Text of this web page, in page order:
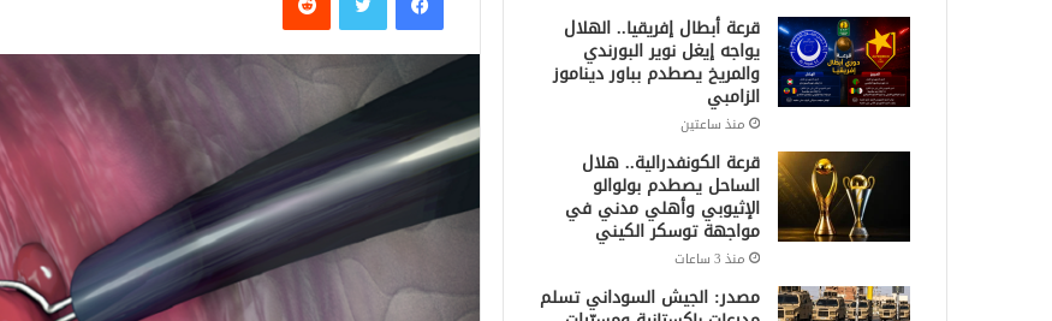
قرعة أبطال إفريقيا.. الهلال
يواجه إيغل نوير البورندي
والمريخ يصطدم بباور ديناموز
الزامبي
منذ ساعتين
قرعة الكونفدرالية.. هلال
الساحل يصطدم بولوالو
الإثيوبي وأهلي مدني في
مواجهة توسكر الكيني
منذ 3 ساعات
مصدر: الجيش السوداني تسلم